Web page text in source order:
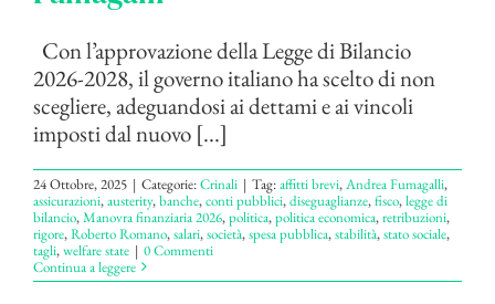
Con l’approvazione della Legge di Bilancio
2026-2028, il governo italiano ha scelto di non
scegliere, adeguandosi ai dettami e ai vincoli
imposti dal nuovo [...]
24 Ottobre, 2025 | Categorie:Crinali | Tag:affitti brevi,Andrea Fumagalli,
assicurazioni,austerity,banche,conti pubblici,diseguaglianze,fisco,legge di
bilancio,Manovra finanziaria 2026,politica,politica economica,retribuzioni,
rigore,Roberto Romano,salari,società,spesa pubblica,stabilità,stato sociale,
tagli,welfare state | 0 Commenti
Continua a leggere